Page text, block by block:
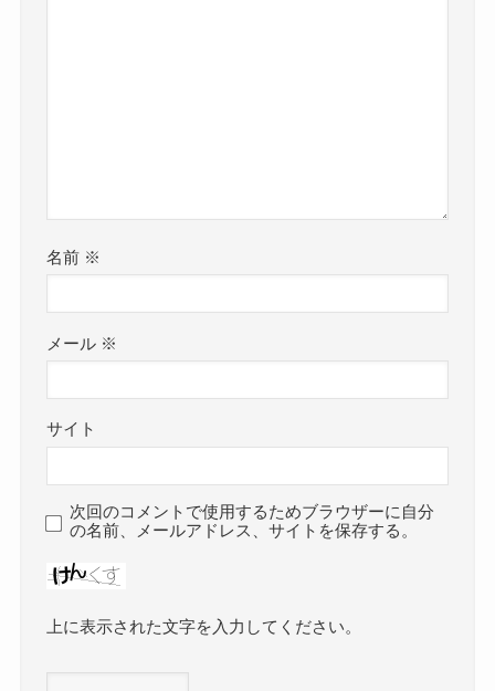
名前 ※
メール ※
サイト
次回のコメントで使用するためブラウザーに自分
の名前、メールアドレス、サイトを保存する。
上に表示された文字を入力してください。